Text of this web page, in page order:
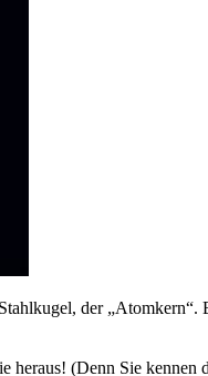
der
heraus! (Denn Sie